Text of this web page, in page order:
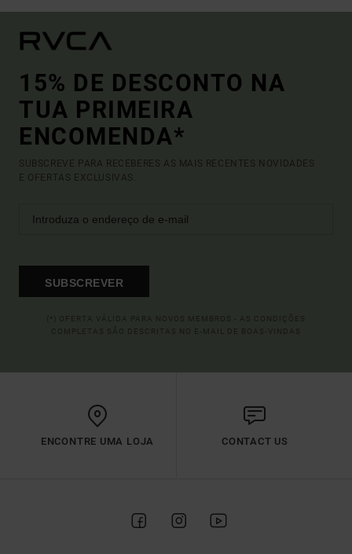
15% DE DESCONTO NA
TUA PRIMEIRA
ENCOMENDA*
SUBSCREVE PARA RECEBERES AS MAIS RECENTES NOVIDADES
E OFERTAS EXCLUSIVAS.
SUBSCREVER
ENCONTRE UMA LOJA CONTACT US